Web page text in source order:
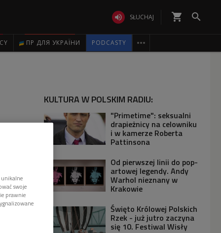
 SŁUCHAJ shopping_cart 
ПР ДЛЯ УКРАЇНИ PODCASTY 
KULTURA W POLSKIM RADIU:
"Primetime": seksualni
drapieżnicy na celowniku
i w kamerze Roberta
Pattinsona
Od pierwszej linii do pop-
artowej legendy. Andy
Warhol nieznany w
Krakowie
Święto Królowej Polskich
Rzek - już jutro zaczyna
się 10. Festiwal Wisły
swoje
prawnie